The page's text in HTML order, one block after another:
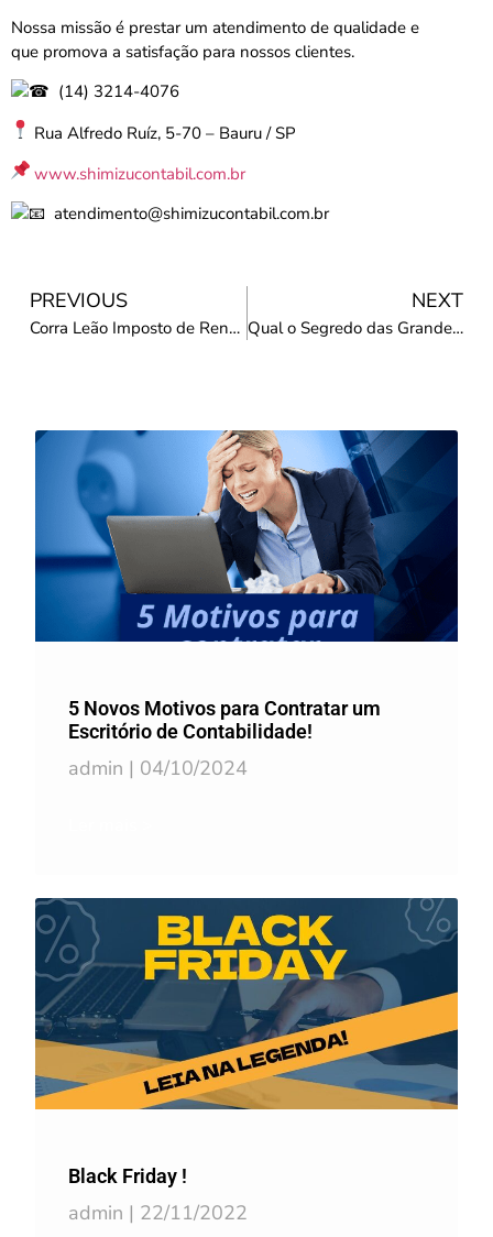
Nossa missão é prestar um atendimento de qualidade e
que promova a satisfação para nossos clientes.
(14) 3214-4076
Rua Alfredo Ruíz, 5-70 – Bauru / SP
www.shimizucontabil.com.br
atendimento@shimizucontabil.com.br
PREVIOUS
Corra Leão Imposto de Renda
NEXT
Qual o Segredo das Grandes Empresas?
5 Novos Motivos para Contratar um
Escritório de Contabilidade!
admin 04/10/2024
Black Friday !
admin 22/11/2022